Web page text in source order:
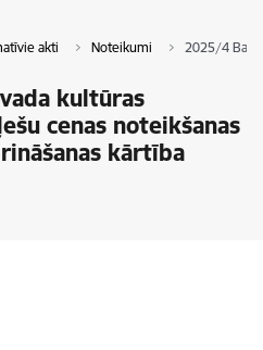
akti Noteikumi 2025/4
kultūras
cenas noteikšanas
kārtība